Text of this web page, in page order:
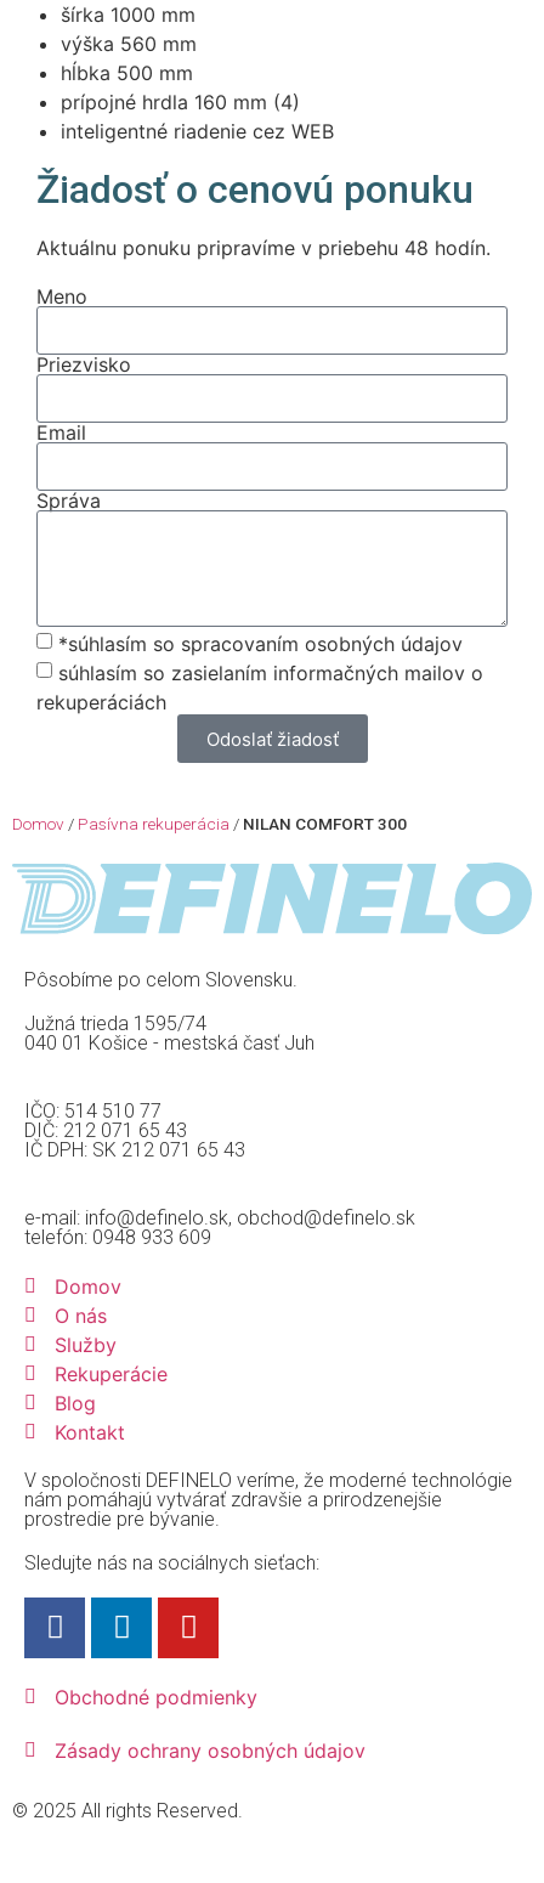
šírka 1000 mm
výška 560 mm
hĺbka 500 mm
prípojné hrdla 160 mm (4)
inteligentné riadenie cez WEB
Žiadosť o cenovú ponuku
Aktuálnu ponuku pripravíme v priebehu 48 hodín.
Meno
Priezvisko
Email
Správa
*súhlasím so spracovaním osobných údajov
súhlasím so zasielaním informačných mailov o
rekuperáciách
Odoslať žiadosť
Domov / Pasívna rekuperácia / NILAN COMFORT 300
Pôsobíme po celom Slovensku.
Južná trieda 1595/74
040 01 Košice - mestská časť Juh
IČO: 514 510 77
DIČ: 212 071 65 43
IČ DPH: SK 212 071 65 43
e-mail: info@definelo.sk, obchod@definelo.sk
telefón: 0948 933 609
Domov
O nás
Služby
Rekuperácie
Blog
Kontakt
V spoločnosti DEFINELO veríme, že moderné technológie
nám pomáhajú vytvárať zdravšie a prirodzenejšie
prostredie pre bývanie.
Sledujte nás na sociálnych sieťach:
Obchodné podmienky
Zásady ochrany osobných údajov
© 2025 All rights Reserved.